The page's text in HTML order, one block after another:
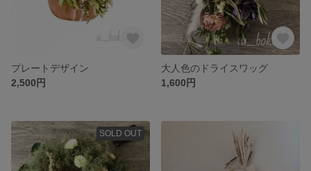
プレートデザイン
2,500円
大人色のドライスワッグ
1,600円
SOLD OUT